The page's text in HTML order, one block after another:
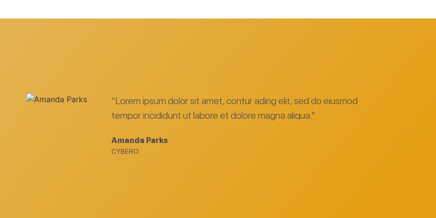
“Lorem ipsum dolor sit amet, contur ading elit, sed do eiusmod
tempor incididunt ut labore et dolore magna aliqua."
Sophie Leonard
CEO Shark